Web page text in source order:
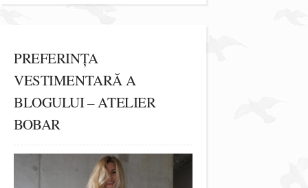
PREFERINȚA
VESTIMENTARĂ A
BLOGULUI – ATELIER
BOBAR